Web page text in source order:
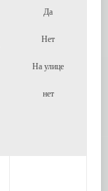
Да
Нет
На улице
нет